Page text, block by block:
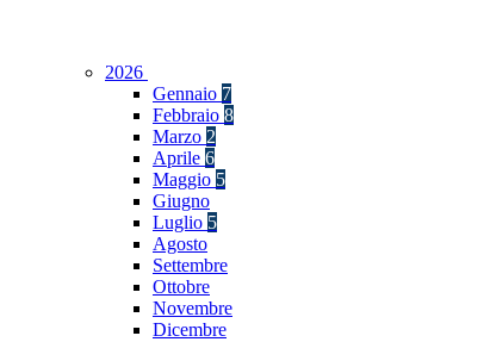
2026
Gennaio 7
Febbraio 8
Marzo 2
Aprile 6
Maggio 5
Giugno
Luglio 5
Agosto
Settembre
Ottobre
Novembre
Dicembre